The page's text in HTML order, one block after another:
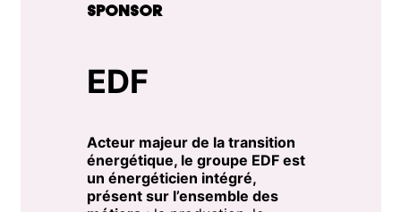
SPONSOR
EDF
Acteur majeur de la transition
énergétique, le groupe EDF est
un énergéticien intégré,
présent sur l’ensemble des